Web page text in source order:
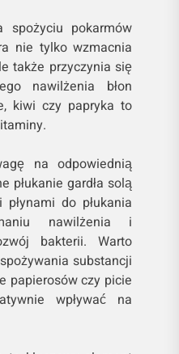
spożyciu pokarmów
nie tylko wzmacnia
także przyczynia się
nawilżenia błon
kiwi czy papryka to
na odpowiednią
płukanie gardła solą
do płukania
nawilżenia i
bakterii. Warto
substancji
papierosów czy picie
wpływać na